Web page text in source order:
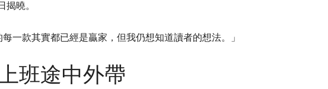
揭曉。
一款其實都已經是贏家，但我仍想知道讀者的想法。」
班途中外帶